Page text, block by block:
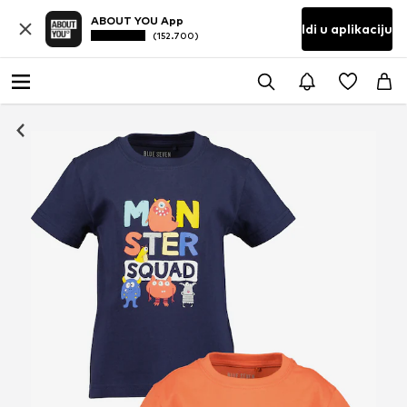
ABOUT YOU App
(152.700) Idi u aplikaciju